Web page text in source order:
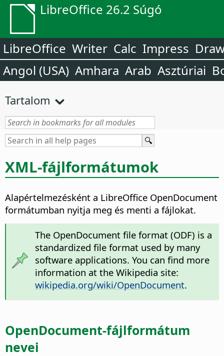
LibreOffice 26.2 Súgó
LibreOffice Writer Calc Impress
Angol (USA) Amhara Arab Asztúriai
Tartalom
XML-fájlformátumok
Alapértelmezésként a LibreOffice OpenDocument
formátumban nyitja meg és menti a fájlokat.
The OpenDocument file format (ODF) is a
standardized file format used by many
software applications. You can find more
information at the Wikipedia site:
wikipedia.org/wiki/OpenDocument.
OpenDocument-fájlformátum
nevei